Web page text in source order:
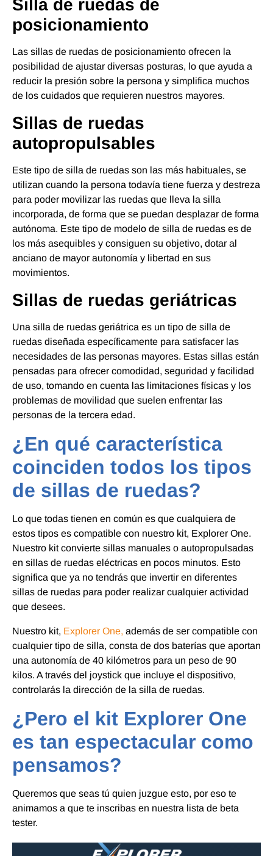
Silla de ruedas de
posicionamiento
Las sillas de ruedas de posicionamiento ofrecen la
posibilidad de ajustar diversas posturas, lo que ayuda a
reducir la presión sobre la persona y simplifica muchos
de los cuidados que requieren nuestros mayores.
Sillas de ruedas
autopropulsables
Este tipo de silla de ruedas son las más habituales, se
utilizan cuando la persona todavía tiene fuerza y destreza
para poder movilizar las ruedas que lleva la silla
incorporada, de forma que se puedan desplazar de forma
autónoma. Este tipo de modelo de silla de ruedas es de
los más asequibles y consiguen su objetivo, dotar al
anciano de mayor autonomía y libertad en sus
movimientos.
Sillas de ruedas geriátricas
Una silla de ruedas geriátrica es un tipo de silla de
ruedas diseñada específicamente para satisfacer las
necesidades de las personas mayores. Estas sillas están
pensadas para ofrecer comodidad, seguridad y facilidad
de uso, tomando en cuenta las limitaciones físicas y los
problemas de movilidad que suelen enfrentar las
personas de la tercera edad.
¿En qué característica
coinciden todos los tipos
de sillas de ruedas?
Lo que todas tienen en común es que cualquiera de
estos tipos es compatible con nuestro kit, Explorer One.
Nuestro kit convierte sillas manuales o autopropulsadas
en sillas de ruedas eléctricas en pocos minutos. Esto
significa que ya no tendrás que invertir en diferentes
sillas de ruedas para poder realizar cualquier actividad
que desees.
Nuestro kit, Explorer One, además de ser compatible con
cualquier tipo de silla, consta de dos baterías que aportan
una autonomía de 40 kilómetros para un peso de 90
kilos. A través del joystick que incluye el dispositivo,
controlarás la dirección de la silla de ruedas.
¿Pero el kit Explorer One
es tan espectacular como
pensamos?
Queremos que seas tú quien juzgue esto, por eso te
animamos a que te inscribas en nuestra lista de beta
tester.